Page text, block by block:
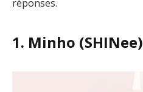
réponses.
1. Minho (SHINee)